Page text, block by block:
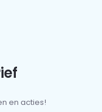
en acties!